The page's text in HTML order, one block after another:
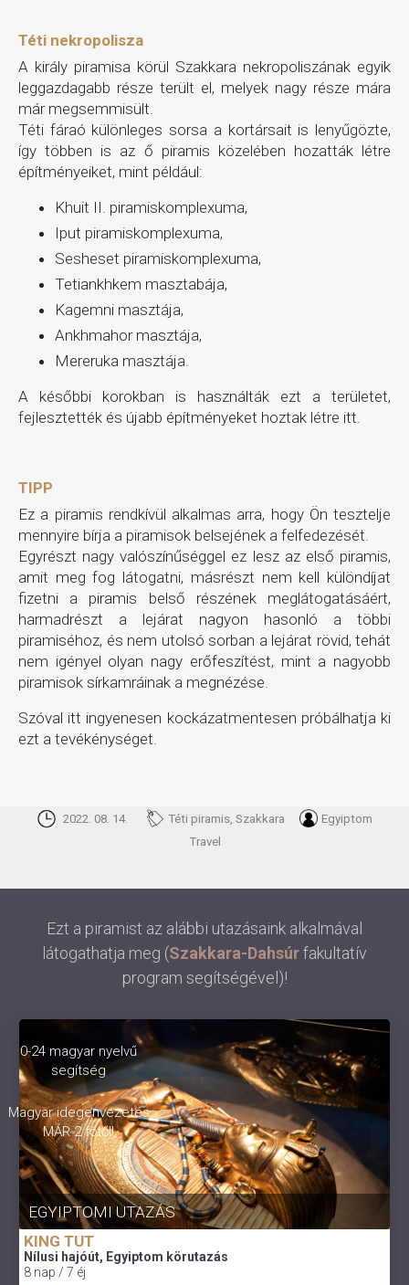
Téti nekropolisza
A király piramisa körül Szakkara nekropoliszának egyik
leggazdagabb része terült el, melyek nagy része mára
már megsemmisült.
Téti fáraó különleges sorsa a kortársait is lenyűgözte,
így többen is az ő piramis közelében hozatták létre
építményeiket, mint például:
Khuit II. piramiskomplexuma,
Iput piramiskomplexuma,
Sesheset piramiskomplexuma,
Tetiankhkem masztabája,
Kagemni masztája,
Ankhmahor masztája,
Mereruka masztája.
A későbbi korokban is használták ezt a területet,
fejlesztették és újabb építményeket hoztak létre itt.
TIPP
Ez a piramis rendkívül alkalmas arra, hogy Ön tesztelje
mennyire bírja a piramisok belsejének a felfedezését.
Egyrészt nagy valószínűséggel ez lesz az első piramis,
amit meg fog látogatni, másrészt nem kell különdíjat
fizetni a piramis belső részének meglátogatásáért,
harmadrészt a lejárat nagyon hasonló a többi
piramiséhoz, és nem utolsó sorban a lejárat rövid, tehát
nem igényel olyan nagy erőfeszítést, mint a nagyobb
piramisok sírkamráinak a megnézése.
Szóval itt ingyenesen kockázatmentesen próbálhatja ki
ezt a tevékénységet.
2022. 08. 14. Téti piramis, Szakkara
Egyiptom
Travel
Ezt a piramist az alábbi utazásaink alkalmával
látogathatja meg (Szakkara-Dahsúrfakultatív
program segítségével)!
EGYIPTOMI UTAZÁS
0-24 magyar nyelvű
segítség
Magyar idegenvezetés
MÁR 2 főtől!
KING TUT
Nílusi hajóút, Egyiptom körutazás
8 nap / 7 éj